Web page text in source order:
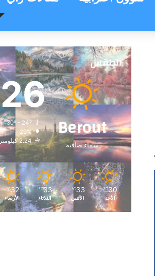
الطقس
Berout
سماء صافية
26
29%
2.24 كيلومتر/ساعة
30
℃
الأحد
33
℃
الأثنين
33
℃
الثلاثاء
32
℃
الأربعاء